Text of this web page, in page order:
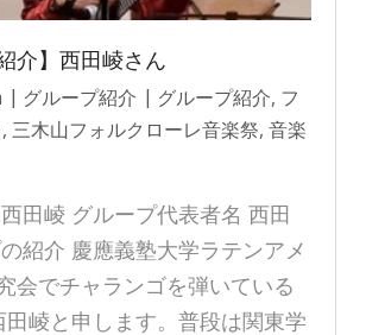
介】西田崚さん
グループ紹介 グループ紹介, フ
, 三木山フォルクローレ音楽祭, 音楽
田崚 グループ代表者名 西田
紹介 慶應義塾大学ラテンアメ
会でチャランゴを弾いている
田崚と申します。普段は関東学